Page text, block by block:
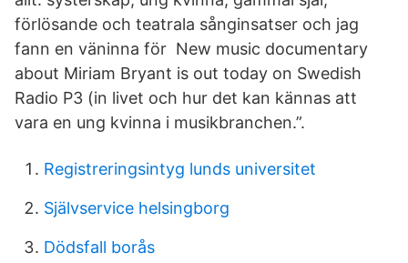
förlösande och teatrala sånginsatser och jag
fann en väninna för New music documentary
about Miriam Bryant is out today on Swedish
Radio P3 (in livet och hur det kan kännas att
vara en ung kvinna i musikbranchen.”.
Registreringsintyg lunds universitet
Självservice helsingborg
Dödsfall borås